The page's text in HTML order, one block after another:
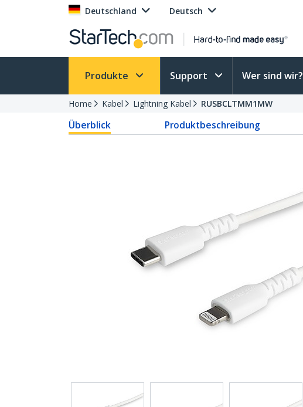
Deutschland Deutsch
Produkte Support Wer sind wir?
Home Kabel Lightning Kabel RUSBCLTMM1MW
Überblick Produktbeschreibung